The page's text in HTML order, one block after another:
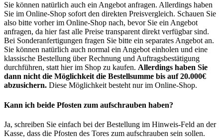
Sie können natürlich auch ein Angebot anfragen. Allerdings haben
Sie im Online-Shop sofort den direkten Preisvergleich. Schauen Sie
also bitte vorher im Online-Shop nach, bevor Sie ein Angebot
anfragen, da hier fast alle Preise transparent direkt verfügbar sind.
Bei Sonderanfertigungen fragen Sie bitte ein separates Angebot an.
Sie können natürlich auch normal ein Angebot einholen und eine
klassische Bestellung über Rechnung und Auftragsbestätigung
durchführen, statt hier im Shop zu kaufen. Allerdings haben Sie
dann nicht die Möglichkeit die Bestellsumme bis auf 20.000€
abzusichern. Diese Möglichkeit besteht nur im Online-Shop.
Kann ich beide Pfosten zum aufschrauben haben?
Ja, schreiben Sie einfach bei der Bestellung im Hinweis-Feld an der
Kasse, dass die Pfosten des Tores zum aufschrauben sein sollen.